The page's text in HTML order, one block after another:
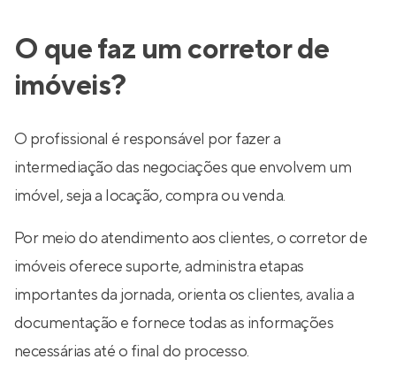
O que faz um corretor de
imóveis?
O profissional é responsável por fazer a
intermediação das negociações que envolvem um
imóvel, seja a locação, compra ou venda.
Por meio do atendimento aos clientes, o corretor de
imóveis oferece suporte, administra etapas
importantes da jornada, orienta os clientes, avalia a
documentação e fornece todas as informações
necessárias até o final do processo.